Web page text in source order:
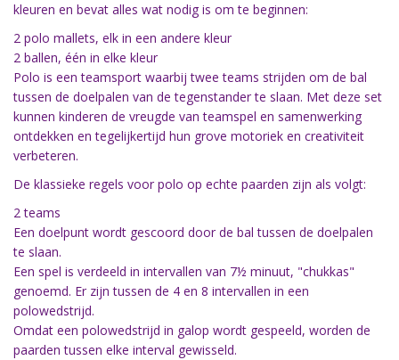
kleuren en bevat alles wat nodig is om te beginnen:
2 polo mallets, elk in een andere kleur
2 ballen, één in elke kleur
Polo is een teamsport waarbij twee teams strijden om de bal
tussen de doelpalen van de tegenstander te slaan. Met deze set
kunnen kinderen de vreugde van teamspel en samenwerking
ontdekken en tegelijkertijd hun grove motoriek en creativiteit
verbeteren.
De klassieke regels voor polo op echte paarden zijn als volgt:
2 teams
Een doelpunt wordt gescoord door de bal tussen de doelpalen
te slaan.
Een spel is verdeeld in intervallen van 7½ minuut, "chukkas"
genoemd. Er zijn tussen de 4 en 8 intervallen in een
polowedstrijd.
Omdat een polowedstrijd in galop wordt gespeeld, worden de
paarden tussen elke interval gewisseld.